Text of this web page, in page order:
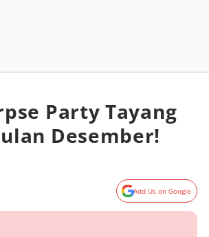
Party Tayang
Desember!
Add Us on Google